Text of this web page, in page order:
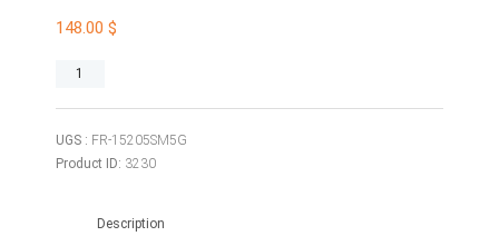
148.00 $
quantité
&
Jante
UGS : FR-15205SM5G
Product ID: 3230
Description